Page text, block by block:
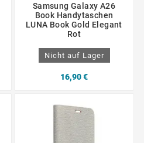
Samsung Galaxy A26
Book Handytaschen
LUNA Book Gold Elegant
Rot
Nicht auf Lager
16,90 €